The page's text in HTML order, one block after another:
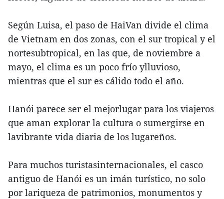
Según Luisa, el paso de HaiVan divide el clima
de Vietnam en dos zonas, con el sur tropical y el
nortesubtropical, en las que, de noviembre a
mayo, el clima es un poco frío ylluvioso,
mientras que el sur es cálido todo el año.
Hanói parece ser el mejorlugar para los viajeros
que aman explorar la cultura o sumergirse en
lavibrante vida diaria de los lugareños.
Para muchos turistasinternacionales, el casco
antiguo de Hanói es un imán turístico, no solo
por lariqueza de patrimonios, monumentos y